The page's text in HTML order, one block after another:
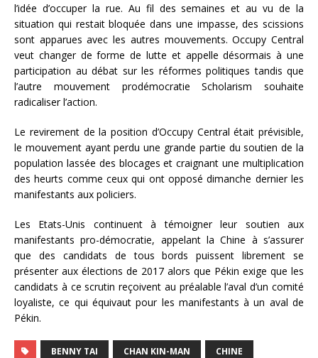
l’idée d’occuper la rue. Au fil des semaines et au vu de la
situation qui restait bloquée dans une impasse, des scissions
sont apparues avec les autres mouvements. Occupy Central
veut changer de forme de lutte et appelle désormais à une
participation au débat sur les réformes politiques tandis que
l’autre mouvement prodémocratie Scholarism souhaite
radicaliser l’action.
Le revirement de la position d’Occupy Central était prévisible,
le mouvement ayant perdu une grande partie du soutien de la
population lassée des blocages et craignant une multiplication
des heurts comme ceux qui ont opposé dimanche dernier les
manifestants aux policiers.
Les Etats-Unis continuent à témoigner leur soutien aux
manifestants pro-démocratie, appelant la Chine à s’assurer
que des candidats de tous bords puissent librement se
présenter aux élections de 2017 alors que Pékin exige que les
candidats à ce scrutin reçoivent au préalable l’aval d’un comité
loyaliste, ce qui équivaut pour les manifestants à un aval de
Pékin.
BENNY TAI CHAN KIN-MAN CHINE